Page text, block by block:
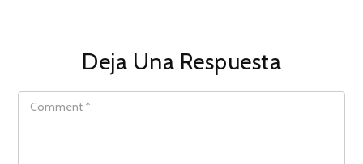
Deja Una Respuesta
COMMENT